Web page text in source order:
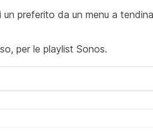
un preferito da un menu a
per le playlist Sonos.